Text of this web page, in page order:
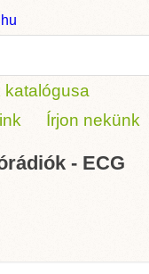
katalógusa
Írjon nekünk
- ECG